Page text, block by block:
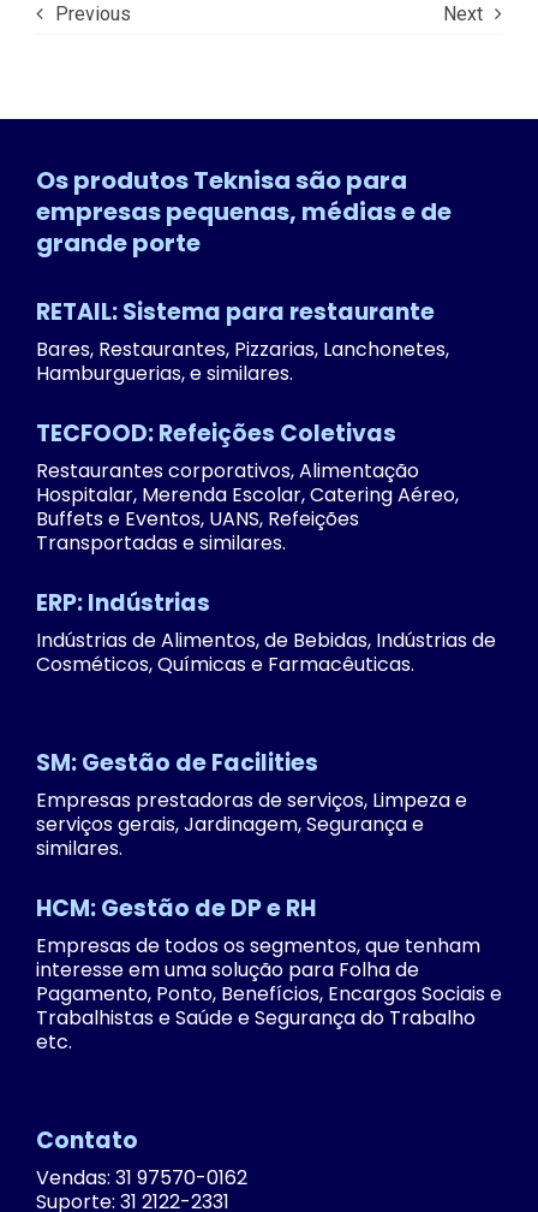
Previous Next
Os produtos Teknisa são para
empresas pequenas, médias e de
grande porte
RETAIL: Sistema para restaurante
Bares, Restaurantes, Pizzarias, Lanchonetes,
Hamburguerias, e similares.
TECFOOD: Refeições Coletivas
Restaurantes corporativos, Alimentação
Hospitalar, Merenda Escolar, Catering Aéreo,
Buffets e Eventos, UANS, Refeições
Transportadas e similares.
ERP: Indústrias
Indústrias de Alimentos, de Bebidas, Indústrias de
Cosméticos, Químicas e Farmacêuticas.
SM: Gestão de Facilities
Empresas prestadoras de serviços, Limpeza e
serviços gerais, Jardinagem, Segurança e
similares.
HCM: Gestão de DP e RH
Empresas de todos os segmentos, que tenham
interesse em uma solução para Folha de
Pagamento, Ponto, Benefícios, Encargos Sociais e
Trabalhistas e Saúde e Segurança do Trabalho
etc.
Contato
Vendas: 31 97570-0162
Suporte: 31 2122-2331